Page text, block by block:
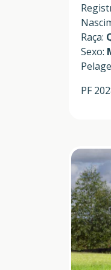
Raça:
Sexo:
PF